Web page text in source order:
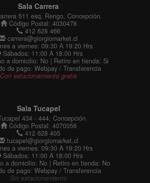
Sala Carrera
511 esq. Rengo, Concepción.
Código Postal: 4030478
412 628 466
carrera@giorgiomarket.cl
a viernes: 09:30 A 19:20 Hrs
Sábados: 11:00 A 18:00 Hrs
a domicilio: No | Retiro en tienda: Si
de pago: Webpay / Transferencia
Con estacionamiento gratis
Sala Tucapel
434 - 444, Concepción.
Código Postal: 4070056
412 628 405
tucapel@giorgiomarket.cl
a viernes: 09:30 A 19:20 Hrs
Sábados: 11:00 A 18:00 Hrs
a domicilio: No | Retiro en tienda: No
de pago: Webpay / Transferencia
Sin estacionamiento